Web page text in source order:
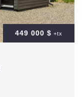
449 000 $ +tx